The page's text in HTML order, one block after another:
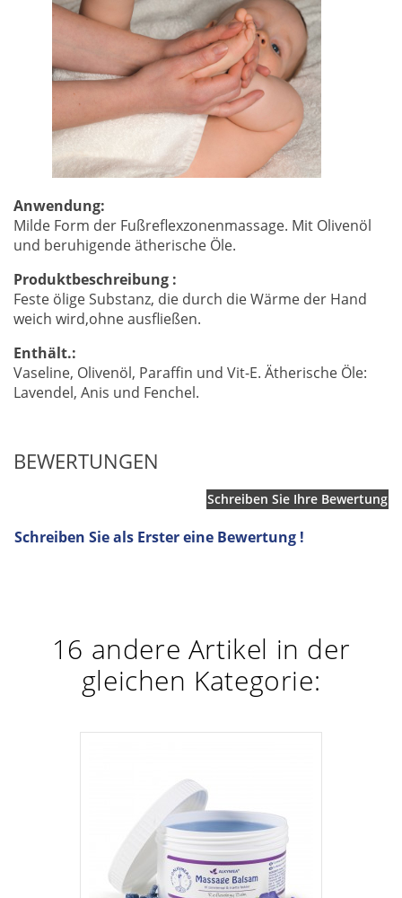
Anwendung:
Milde Form der Fußreflexzonenmassage. Mit Olivenöl
und beruhigendeätherische Öle.
Produktbeschreibung :
Feste öligeSubstanz, die durch dieWärme der Hand
weich wird,ohneausfließen.
Enthält.:
Vaseline, Olivenöl, Paraffin und Vit-E. Ätherische Öle:
Lavendel, Anis und Fenchel.
BEWERTUNGEN
Schreiben Sie Ihre Bewertung
Schreiben Sie als Erster eine Bewertung !
16 andere Artikel in der
gleichen Kategorie: